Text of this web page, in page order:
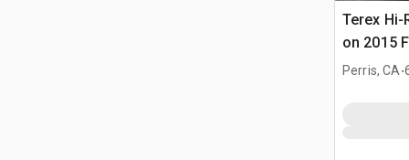
Terex Hi-
on 2015
4x2
Perris, CA.